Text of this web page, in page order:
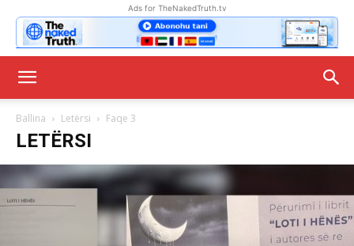
Ads for TheNakedTruth.tv
Ballina Letërsi Faqe 3
LETËRSI